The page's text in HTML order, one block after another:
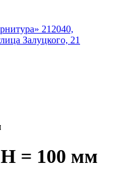
212040,
Залуцкого, 21
= 100 мм